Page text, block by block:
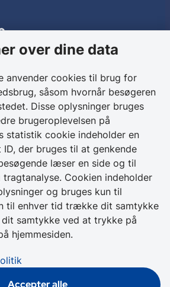
over dine data
anvender cookies til brug for
såsom hvornår besøgeren
Disse oplysninger bruges
brugeroplevelsen på
statistik cookie indeholder en
der bruges til at genkende
læser en side og til
Cookien indeholder
og bruges kun til
til enhver tid trække dit samtykke
samtykke ved at trykke på
hjemmesiden.
Accepter alle